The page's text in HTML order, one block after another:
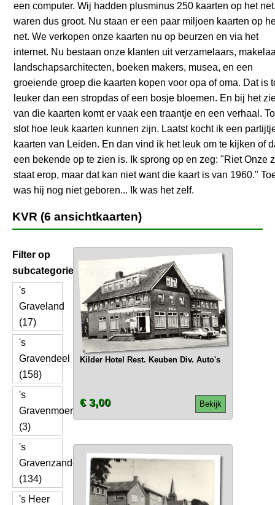
een computer. Wij hadden plusminus 250 kaarten op het
waren dus groot. Nu staan er een paar miljoen kaarten op
net. We verkopen onze kaarten nu op beurzen en via het
internet. Nu bestaan onze klanten uit verzamelaars,
landschapsarchitecten, boeken makers, musea, en een
groeiende groep die kaarten kopen voor opa of oma. Dat is
leuker dan een stropdas of een bosje bloemen. En bij het
van die kaarten komt er vaak een traantje en een verhaal.
slot hoe leuk kaarten kunnen zijn. Laatst kocht ik een
kaarten van Leiden. En dan vind ik het leuk om te kijken of
een bekende op te zien is. Ik sprong op en zeg: "Riet Onze
staat erop, maar dat kan niet want die kaart is van 1960."
was hij nog niet geboren... Ik was het zelf.
KVR (6 ansichtkaarten)
Filter op
subcategorie
's
Graveland
(17)
's
Gravendeel
(158)
's
Gravenmoer
(3)
's
Gravenzande
(134)
's Heer
Kilder Hotel Rest. Keuben Div. Auto's
Bekijk
€ 3,00